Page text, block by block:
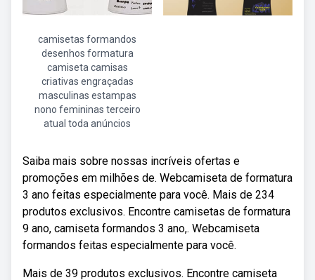
camisetas formandos
desenhos formatura
camiseta camisas
criativas engraçadas
masculinas estampas
nono femininas terceiro
atual toda anúncios
Saiba mais sobre nossas incríveis ofertas e
promoções em milhões de. Webcamiseta de formatura
3 ano feitas especialmente para você. Mais de 234
produtos exclusivos. Encontre camisetas de formatura
9 ano, camiseta formandos 3 ano,. Webcamiseta
formandos feitas especialmente para você.
Mais de 39 produtos exclusivos. Encontre camiseta